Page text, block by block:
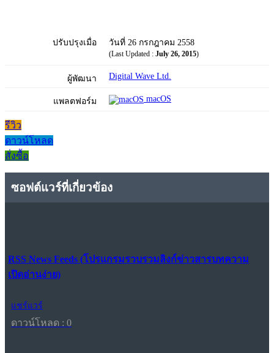
ปรับปรุงเมื่อ วันที่ 26 กรกฎาคม 2558
(Last Updated : July 26, 2015)
ผู้พัฒนา Digital Wave Ltd.
แพลตฟอร์ม macOS
รีวิว
ดาวน์โหลด
สั่งซื้อ
ซอฟต์แวร์ที่เกี่ยวข้อง
RSS News Feeds (โปรแกรมรวบรวมลิงก์ข่าวสารบทความ
เปิดอ่านง่าย)
แชร์แวร์
ดาวน์โหลด : 0